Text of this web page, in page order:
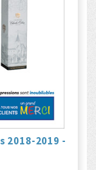
2018-2019 -